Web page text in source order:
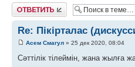
Ответить
Re: Пікірталас
Асем Смагул » 25 дек 2020, 08:04
Сәттілік тілеймін, жана жылға